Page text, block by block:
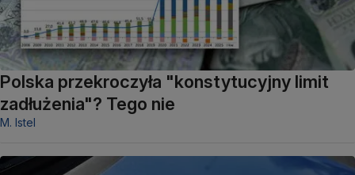
Polska przekroczyła "konstytucyjny limit
zadłużenia"? Tego nie
M. Istel